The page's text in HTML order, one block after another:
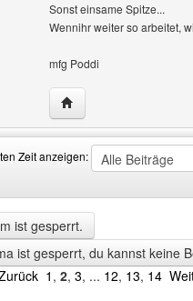
Sonst einsame Spitze...
Wennihr weiter so arbeitet,
mfg Poddi
Website dieses
Zeit anzeigen:
ist gesperrt.
ist gesperrt, du kannst keine
1 , 2, 3, ... 12, 13, 14